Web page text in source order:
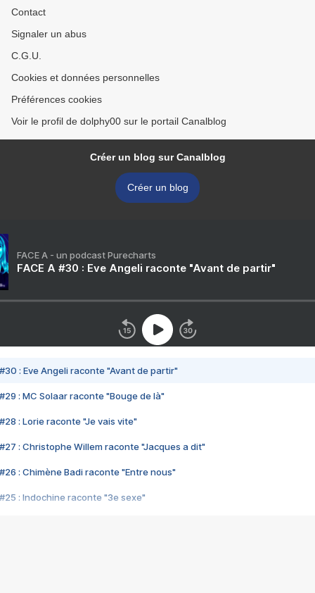
Contact
Signaler un abus
C.G.U.
Cookies et données personnelles
Préférences cookies
Voir le profil de dolphy00 sur le portail Canalblog
Créer un blog sur Canalblog
Créer un blog
FACE A - un podcast Purecharts
FACE A #30 : Eve Angeli raconte "Avant de partir"
#30 : Eve Angeli raconte "Avant de partir"
#29 : MC Solaar raconte "Bouge de là"
#28 : Lorie raconte "Je vais vite"
#27 : Christophe Willem raconte "Jacques a dit"
#26 : Chimène Badi raconte "Entre nous"
#25 : Indochine raconte "3e sexe"